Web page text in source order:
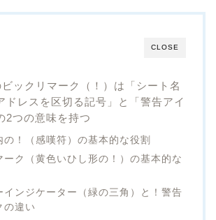
CLOSE
ックリマーク（！）は「シート名
ドレスを区切る記号」と「警告アイ
2つの意味を持つ
の！（感嘆符）の基本的な役割
ーク（黄色いひし形の！）の基本的な
インジケーター（緑の三角）と！警告
の違い